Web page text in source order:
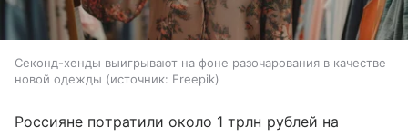
Секонд-хенды выигрывают на фоне разочарования в качестве
новой одежды
источник: Freepik
Россияне потратили около 1 трлн рублей на